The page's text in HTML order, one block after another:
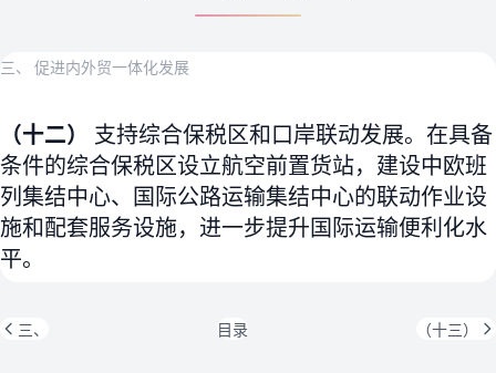
三、 促进内外贸一体化发展
（十二） 支持综合保税区和口岸联动发展。在具备
条件的综合保税区设立航空前置货站，建设中欧班
列集结中心、国际公路运输集结中心的联动作业设
施和配套服务设施，进一步提升国际运输便利化水
平。
三、 目录 （十三）